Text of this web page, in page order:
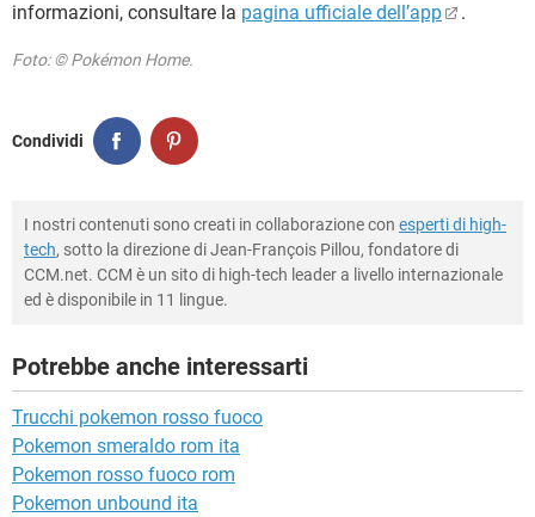
informazioni, consultare la pagina ufficiale dell’app .
Foto: © Pokémon Home.
Condividi
I nostri contenuti sono creati in collaborazione con esperti di high-
tech, sotto la direzione di Jean-François Pillou, fondatore di
CCM.net. CCM è un sito di high-tech leader a livello internazionale
ed è disponibile in 11 lingue.
Potrebbe anche interessarti
Trucchi pokemon rosso fuoco
Pokemon smeraldo rom ita
Pokemon rosso fuoco rom
Pokemon unbound ita